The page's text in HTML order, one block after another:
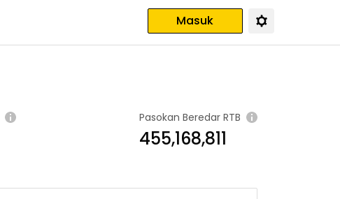
Masuk
Pasokan Beredar RTB
455,168,811